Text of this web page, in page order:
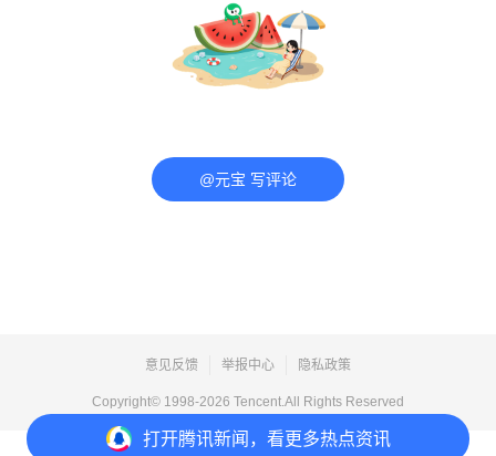
打开腾讯新闻，看更多热点资讯
@元宝 写评论
意见反馈 举报中心 隐私政策
Copyright© 1998-2026 Tencent.All Rights Reserved